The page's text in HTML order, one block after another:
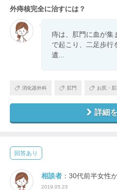
外痔核完全に治すには？
痔は、肛門に血が集
で起こり、二足歩行
遺...
消化器外科 肛門 お尻・
詳細
回答あり
相談者 ：30代前半女性
2019.05.23